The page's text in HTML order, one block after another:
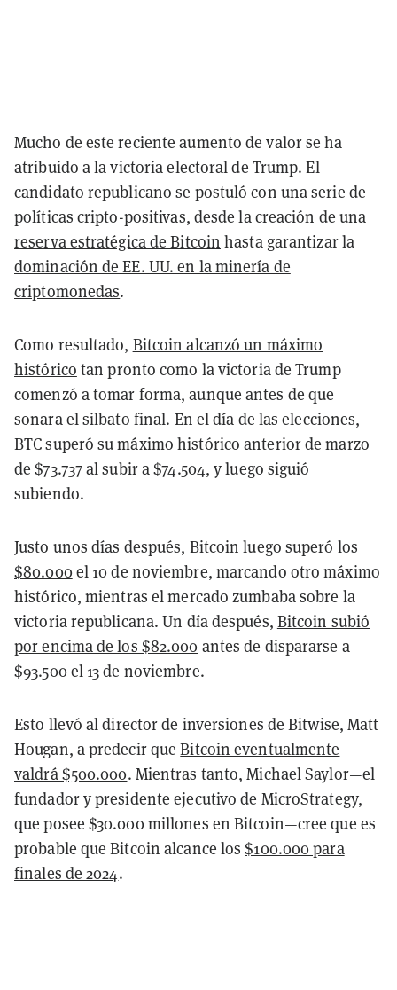
Mucho de este reciente aumento de valor se ha
atribuido a la victoria electoral de Trump. El
candidato republicano se postuló con una serie de
políticas cripto-positivas, desde la creación de una
reserva estratégica de Bitcoin hasta garantizar la
dominación de EE. UU. en la minería de
criptomonedas.
Como resultado, Bitcoin alcanzó un máximo
histórico tan pronto como la victoria de Trump
comenzó a tomar forma, aunque antes de que
sonara el silbato final. En el día de las elecciones,
BTC superó su máximo histórico anterior de marzo
de $73.737 al subir a $74.504, y luego siguió
subiendo.
Justo unos días después, Bitcoin luego superó los
$80.000el 10 de noviembre, marcando otro máximo
histórico, mientras el mercado zumbaba sobre la
victoria republicana. Un día después, Bitcoin subió
por encima de los $82.000 antes de dispararse a
$93.500 el 13 de noviembre.
Esto llevó al director de inversiones de Bitwise, Matt
Hougan, a predecir queBitcoin eventualmente
valdrá $500.000. Mientras tanto, Michael Saylor—el
fundador y presidente ejecutivo de MicroStrategy,
que posee $30.000 millones en Bitcoin—cree que es
probable que Bitcoin alcance los$100.000 para
finales de 2024.